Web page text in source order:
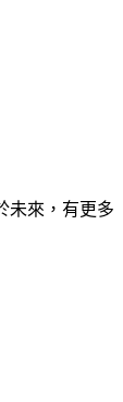
未來，有更多